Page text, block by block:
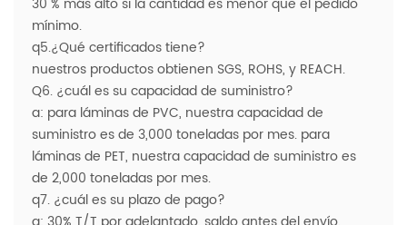
mínimo.
q5.¿Qué certificados tiene?
nuestros productos obtienen SGS, ROHS, y REACH.
Q6. ¿cuál es su capacidad de suministro?
a: para láminas de PVC, nuestra capacidad de
suministro es de 3,000 toneladas por mes. para
láminas de PET, nuestra capacidad de suministro es
de 2,000 toneladas por mes.
q7. ¿cuál es su plazo de pago?